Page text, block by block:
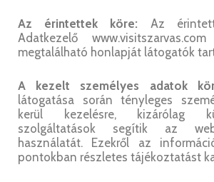
Az érintettek köre: Az
Adatkezelő
megtalálható honlapját látogatók
A kezelt személyes adatok
látogatása során tényleges
kerül kezelésre, kizárólag
szolgáltatások segítik az
használatát. Ezekről az
pontokban részletes tájékoztatást